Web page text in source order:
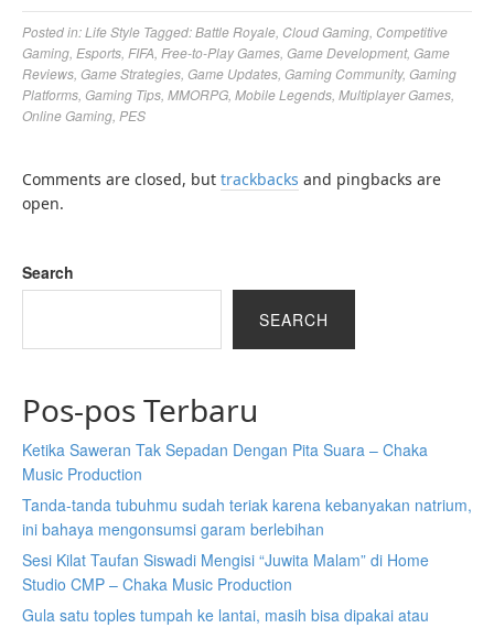
Posted in:Life Style Tagged:Battle Royale Cloud Gaming Competitive
Gaming Esports FIFA Free-to-Play Games Game Development, Game
Reviews Game Strategies Game Updates Gaming Community, Gaming
Platforms Gaming Tips MMORPG Mobile Legends Multiplayer Games
Online Gaming PES
Comments are closed, but trackbacks and pingbacks are
open.
Search
SEARCH
Pos-pos Terbaru
Ketika Saweran Tak Sepadan Dengan Pita Suara – Chaka
Music Production
Tanda-tanda tubuhmu sudah teriak karena kebanyakan natrium,
ini bahaya mengonsumsi garam berlebihan
Sesi Kilat Taufan Siswadi Mengisi “Juwita Malam” di Home
Studio CMP – Chaka Music Production
Gula satu toples tumpah ke lantai, masih bisa dipakai atau